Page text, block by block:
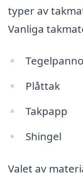
typer av
Vanliga
Plåttak
Takpapp
Shingel
Valet av